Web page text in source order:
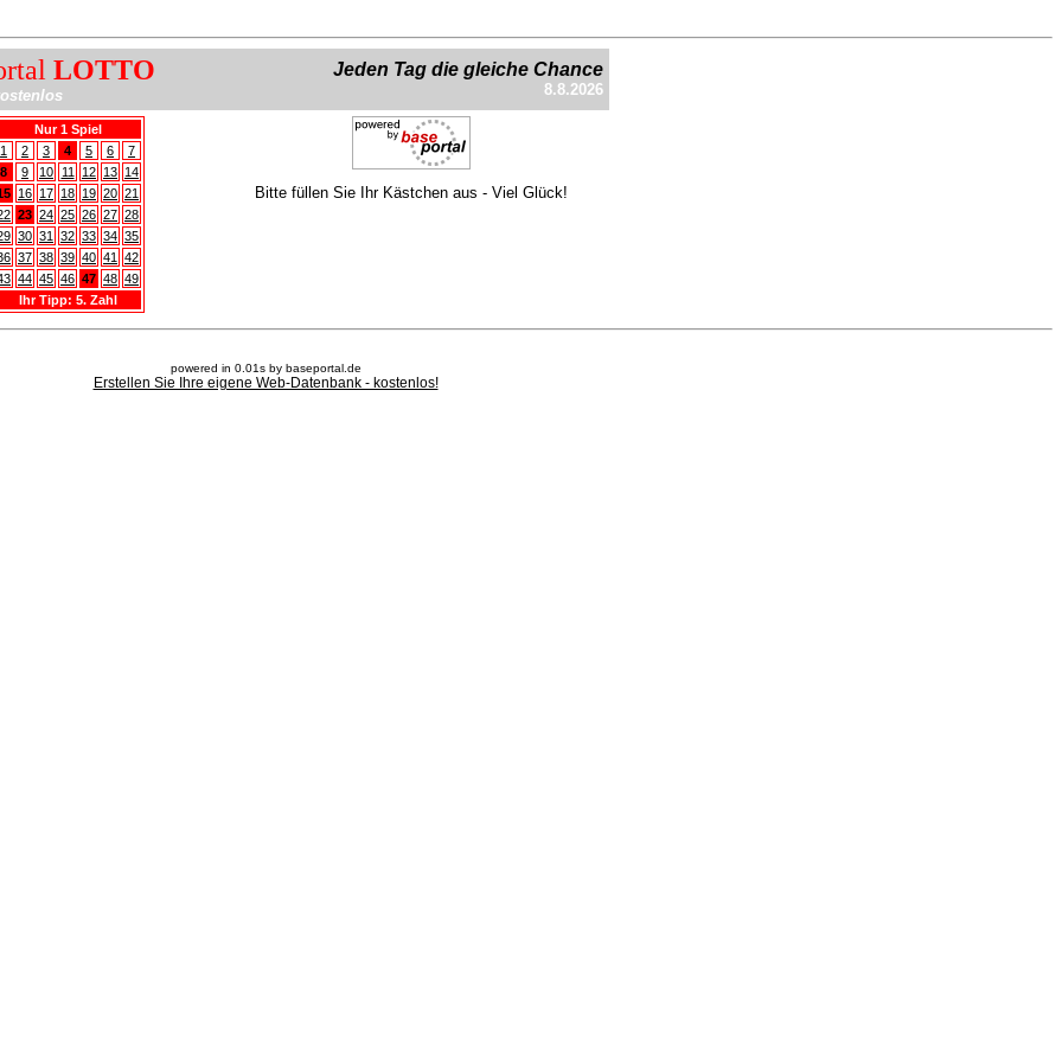
LOTTO Jeden Tag die gleiche Chance
8.8.2026
Nur 1 Spiel
1
2 3 4 5 6
7
8
9 10 11 12 13 14
16 17 18 19 20 21
23 24 25 26 27 28
30 31 32 33 34 35
37 38 39 40 41
42
44 45 46 47 48 49
Ihr Tipp: 5. Zahl
Bitte füllen Sie Ihr Kästchen aus - Viel Glück!
powered in 0.01s by baseportal.de
Erstellen Sie Ihre eigene Web-Datenbank - kostenlos!